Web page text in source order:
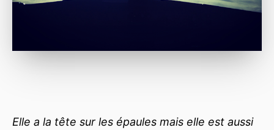
Elle a la tête sur les épaules mais elle est aussi